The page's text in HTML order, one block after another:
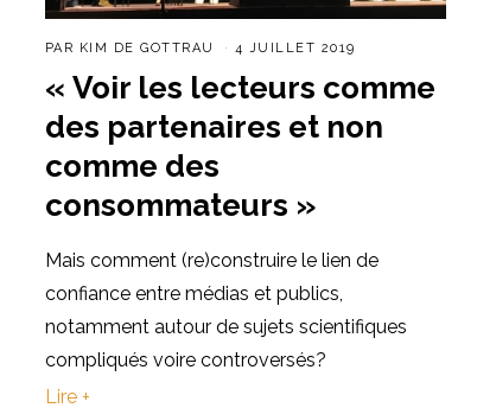
PAR KIM DE GOTTRAU 4 JUILLET 2019
« Voir les lecteurs comme
des partenaires et non
comme des
consommateurs »
Mais comment (re)construire le lien de
confiance entre médias et publics,
notamment autour de sujets scientifiques
compliqués voire controversés?
Lire +